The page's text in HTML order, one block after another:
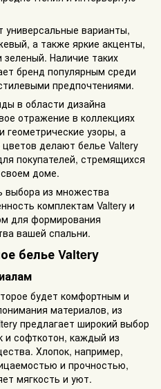
варианты,
а также яркие акценты,
зеленый. Наличие таких
бренд популярным среди
предпочтениями.
в области дизайна
отражение в коллекциях
геометрические узоры, а
делают белье Valtery
покупателей, стремящихся
доме.
выбора из множества
комплектам Valtery и
для формирования
вашей спальни.
белье Valtery
будет комфортным и
материалов, из
предлагает широкий выбор
и софткотон, каждый из
Хлопок, например,
и прочностью,
мягкость и уют.